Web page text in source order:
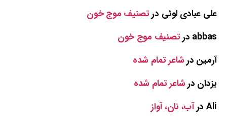
علی عبادی لوئی درتصنیف موج خون
abbas درتصنیف موج خون
آرمین درشاعر تمام شده
یزدان درشاعر تمام شده
Ali درآب، نان، آواز